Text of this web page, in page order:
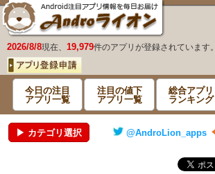
2026/8/8現在、 19,979件のアプリが登録されています。
今日の注目
アプリ一覧
注目の値下
アプリ一覧
総合アプリ
ランキング
▶ カテゴリ選択 @AndroLion_apps